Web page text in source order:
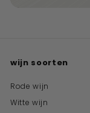
wijn soorten
Rode wijn
Witte wijn